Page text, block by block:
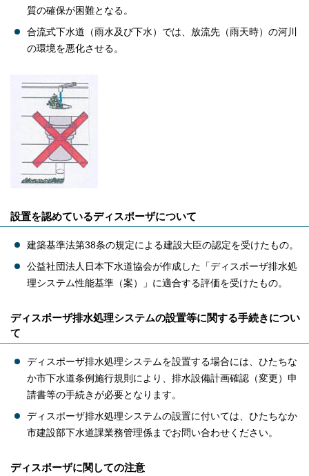
質の確保が困難となる。
合流式下水道（雨水及び下水）では、放流先（雨天時）の河川
の環境を悪化させる。
設置を認めているディスポーザについて
建築基準法第38条の規定による建設大臣の認定を受けたもの。
公益社団法人日本下水道協会が作成した「ディスポーザ排水処
理システム性能基準（案）」に適合する評価を受けたもの。
ディスポーザ排水処理システムの設置等に関する手続きについ
て
ディスポーザ排水処理システムを設置する場合には、ひたちな
か市下水道条例施行規則により、排水設備計画確認（変更）申
請書等の手続きが必要となります。
ディスポーザ排水処理システムの設置に付いては、ひたちなか
市建設部下水道課業務管理係までお問い合わせください。
ディスポーザに関しての注意